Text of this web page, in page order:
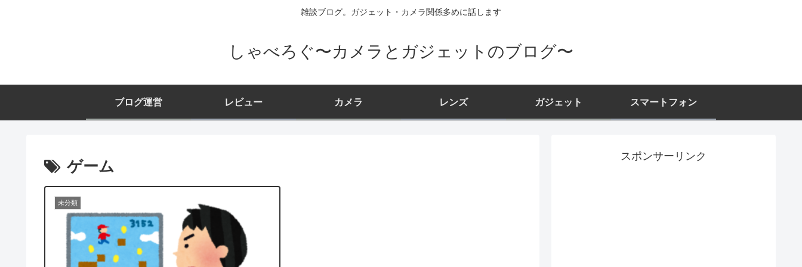
雑談ブログ。ガジェット・カメラ関係多めに話します
しゃべろぐ〜カメラとガジェットのブログ〜
ブログ運営 レビュー カメラ レンズ ガジェット スマートフォン
ゲーム
未分類
スポンサーリンク